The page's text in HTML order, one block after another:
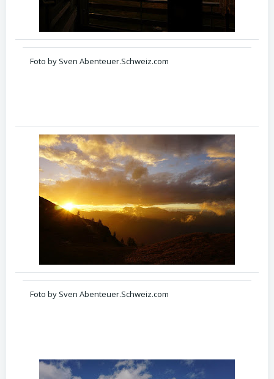
Foto by Sven Abenteuer.Schweiz.com
Foto by Sven Abenteuer.Schweiz.com